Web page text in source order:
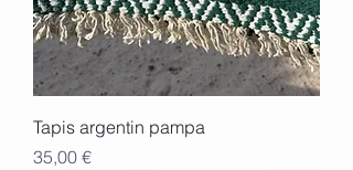
Tapis argentin pampa
Prix
35,00 €